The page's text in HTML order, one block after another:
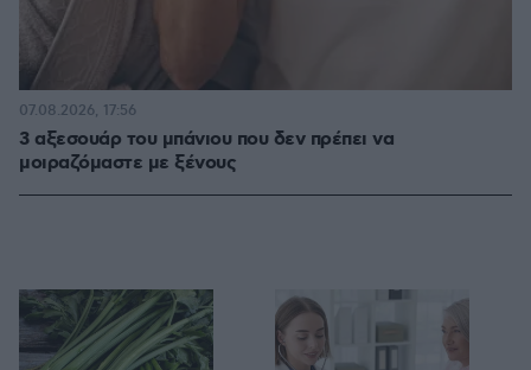
3 αξεσουάρ του μπάνιου που δεν πρέπει να
μοιραζόμαστε με ξένους
07.08.2026, 17:56